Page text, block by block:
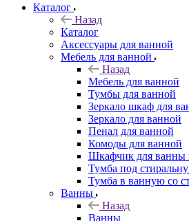
Каталог
Назад
Каталог
Аксессуары для ванной
Мебель для ванной
Назад
Мебель для ванной
Тумбы для ванной
Зеркало шкаф для
Зеркало для ванной
Пенал для ванной
Комоды для ванной
Шкафчик для ванны
Тумба под
Тумба в ванную со
Ванны
Назад
Ванны